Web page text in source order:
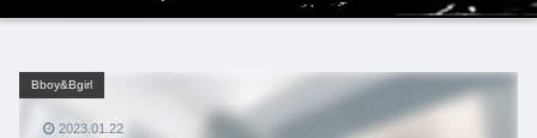
Bboy&Bgirl
2023.01.22